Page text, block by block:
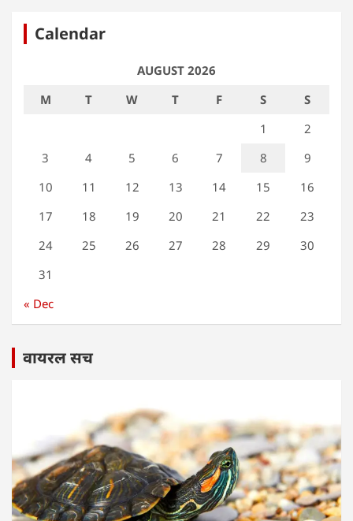
Calendar
AUGUST 2026
M
T W T F S
S
1
2
3
4 5 6 7 8
9
10
11 12 13 14 15
16
17
18 19 20 21 22
23
24
25 26 27 28 29
30
31
« Dec
वायरल सच